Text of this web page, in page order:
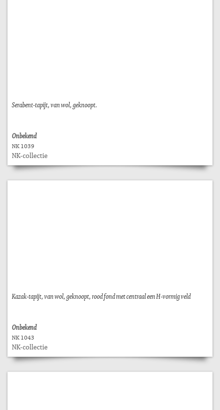
Serabent-tapijt, van wol, geknoopt.
Onbekend
NK 1039
NK-collectie
Kazak-tapijt, van wol, geknoopt, rood fond met centraal een H-vormig veld
Onbekend
NK 1043
NK-collectie